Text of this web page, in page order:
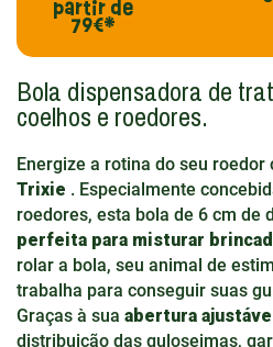
partir de
79€*
Bola dispensadora de
coelhos e roedores.
Energize a rotina do seu roedor
Trixie . Especialmente
roedores, esta bola de 6 cm de
perfeita para misturar
rolar a bola, seu animal de
trabalha para conseguir suas
Graças à sua abertura ajustável
distribuição das guloseimas,